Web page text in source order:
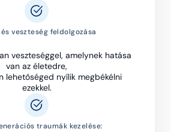
veszteség feldolgozása
veszteséggel, amelynek hatása
van az életedre,
lehetőséged nyílik megbékélni
ezekkel.
traumák kezelése: